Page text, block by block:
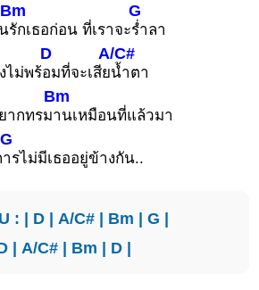
Bm
รักเธอก่อน ที่เราจะ
G
ร่ำลา
ไม่พร้
D
อมที่จะเสีย
A/C#
น้ำตา
ากทรม
Bm
านเหมือนที่แล้วมา
G
ารไม่มีเธออยู่ข้างกัน..
: | D| A/C#| Bm | G |
| A/C#| Bm | D|